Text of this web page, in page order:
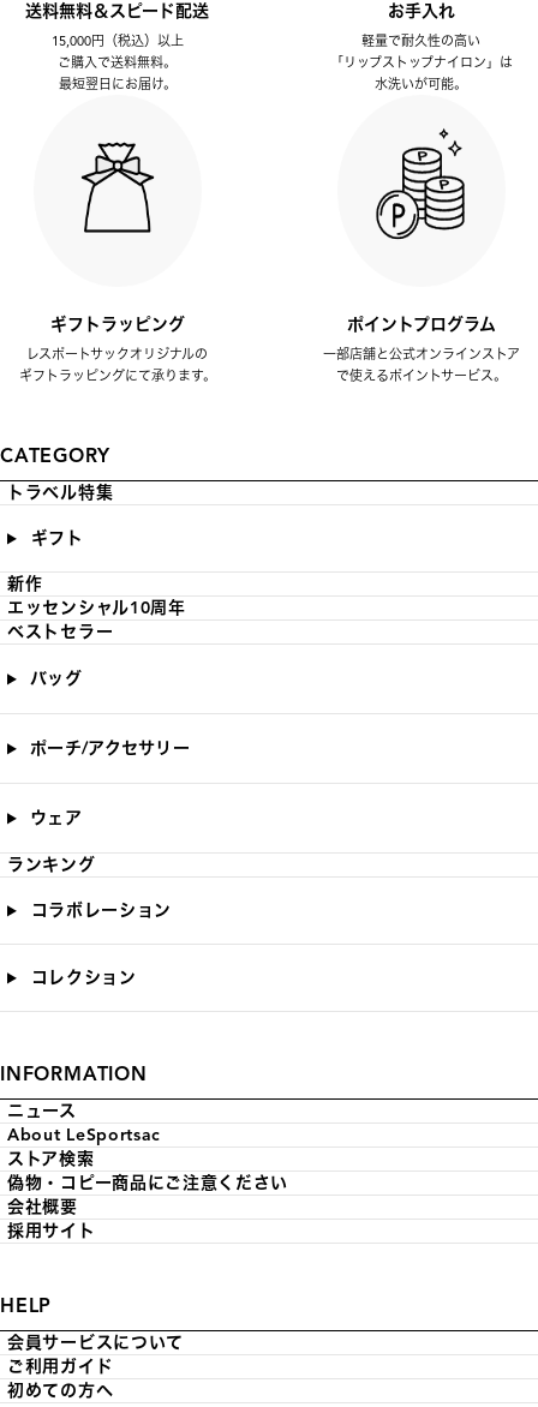
送料無料＆スピード配送
15,000円（税込）以上
ご購入で送料無料。
最短翌日にお届け。
お手入れ
軽量で耐久性の高い
「リップストップナイロン」は
水洗いが可能。
ギフトラッピング
レスポートサックオリジナルの
ギフトラッピングにて承ります。
ポイントプログラム
一部店舗と公式オンラインストア
で使えるポイントサービス。
CATEGORY
トラベル特集
ギフト
新作
エッセンシャル10周年
ベストセラー
バッグ
ポーチ/アクセサリー
ウェア
ランキング
コラボレーション
コレクション
INFORMATION
ニュース
About LeSportsac
ストア検索
偽物・コピー商品にご注意ください
会社概要
採用サイト
HELP
会員サービスについて
ご利用ガイド
初めての方へ